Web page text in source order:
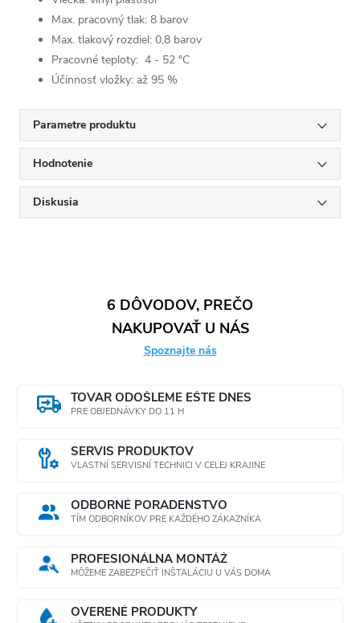
Max. pracovný tlak: 8 barov
Max. tlakový rozdiel: 0,8 barov
Pracovné teploty: 4 - 52 °C
Účinnosť vložky: až 95 %
Parametre produktu
Hodnotenie
Diskusia
6 DÔVODOV, PREČO
NAKUPOVAŤ U NÁS
Spoznajte nás
TOVAR ODOŠLEME EŠTE DNES
PRE OBJEDNÁVKY DO 11 H
SERVIS PRODUKTOV
VLASTNÍ SERVISNÍ TECHNICI V CELEJ KRAJINE
ODBORNÉ PORADENSTVO
TÍM ODBORNÍKOV PRE KAŽDÉHO ZÁKAZNÍKA
PROFESIONÁLNA MONTÁŽ
MÔŽEME ZABEZPEČIŤ INŠTALÁCIU U VÁS DOMA
OVERENÉ PRODUKTY